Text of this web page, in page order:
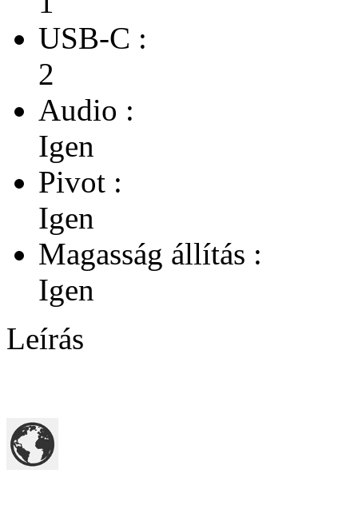
USB-C :
2
Audio :
Igen
Pivot :
Igen
Magasság állítás :
Igen
Leírás